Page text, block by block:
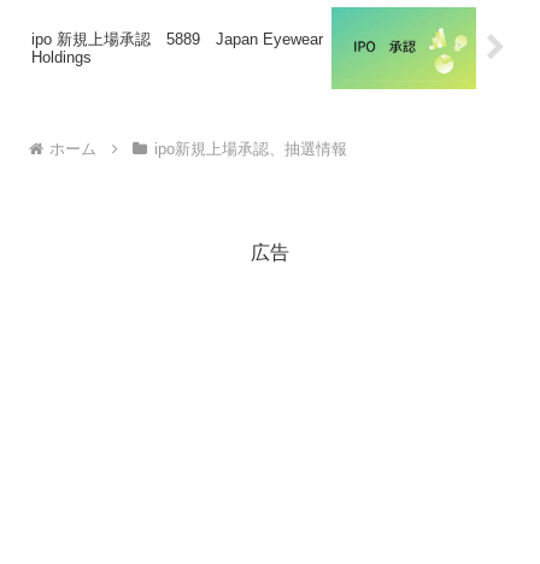
ipo 新規上場承認 5889 Japan Eyewear
Holdings
ホーム ipo新規上場承認、抽選情報
広告